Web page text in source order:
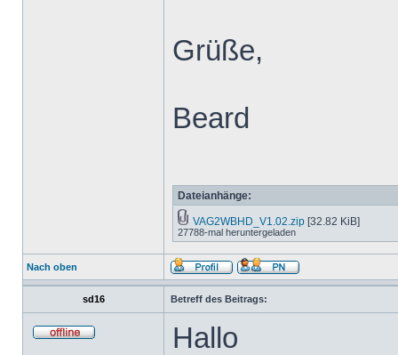
Grüße,
Beard
Dateianhänge:
VAG2WBHD_V1.02.zip [32.82 KiB]
27788-mal heruntergeladen
Nach oben
sd16 Betreff des Beitrags:
Hallo